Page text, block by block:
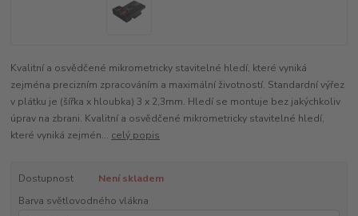
Kvalitní a osvědčené mikrometricky stavitelné hledí, které vyniká
zejména precizním zpracováním a maximální životností. Standardní výřez
v plátku je (šířka x hloubka) 3 x 2,3mm. Hledí se montuje bez jakýchkoliv
úprav na zbrani. Kvalitní a osvědčené mikrometricky stavitelné hledí,
které vyniká zejmén... celý popis
Dostupnost
Není skladem
Barva světlovodného vlákna